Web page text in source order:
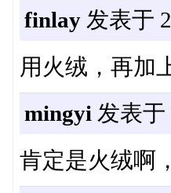
finlay发表于
用火绒，再加
mingyi 发表于
肯定是火绒啊